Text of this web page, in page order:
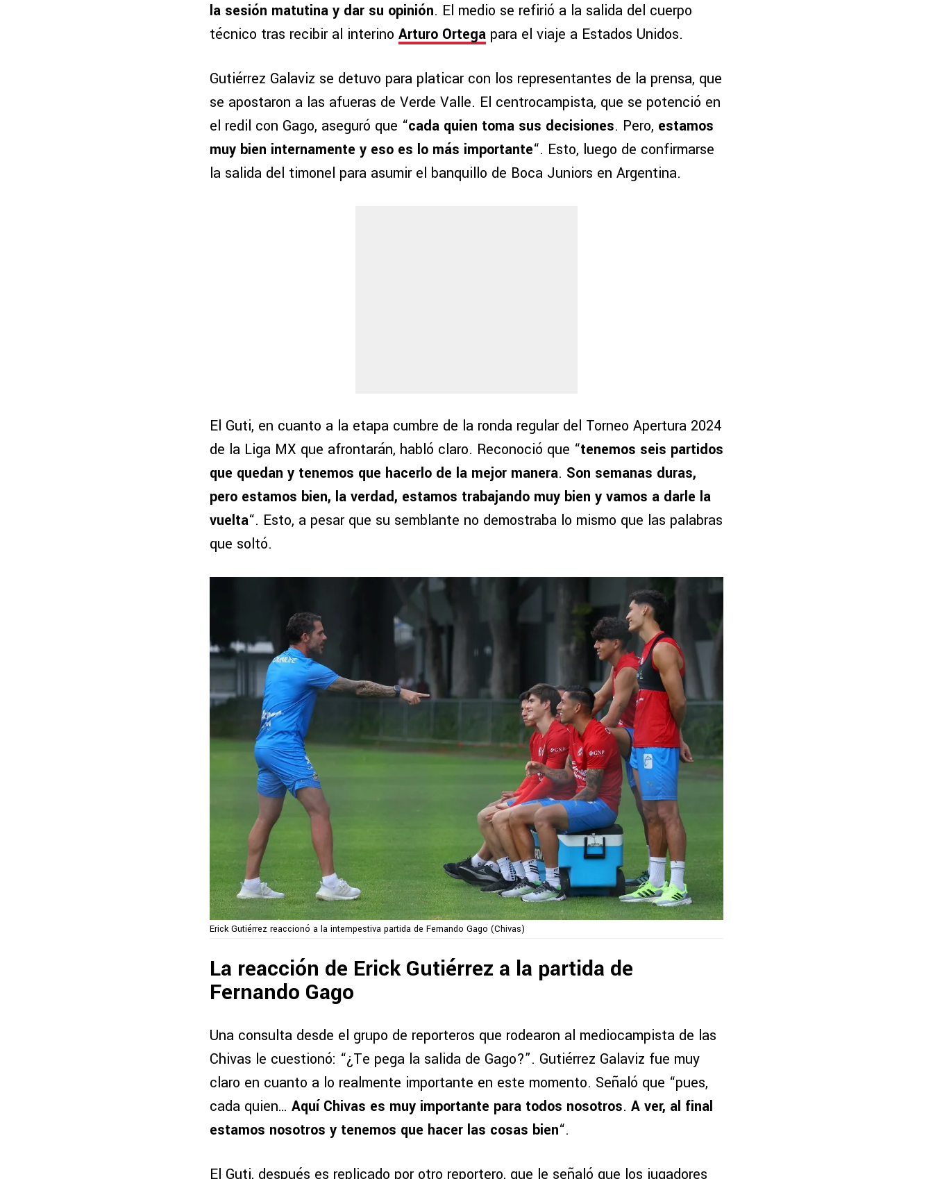
la sesión matutina y dar su opinión. El medio se refirió a la salida del cuerpo
técnico tras recibir al interino Arturo Ortega para el viaje a Estados Unidos.
Gutiérrez Galaviz se detuvo para platicar con los representantes de la prensa, que
se apostaron a las afueras de Verde Valle. El centrocampista, que se potenció en
el redil con Gago, aseguró que “cada quien toma sus decisiones. Pero, estamos
muy bien internamente y eso es lo más importante“. Esto, luego de confirmarse
la salida del timonel para asumir el banquillo de Boca Juniors en Argentina.
El Guti, en cuanto a la etapa cumbre de la ronda regular del Torneo Apertura 2024
de la Liga MX que afrontarán, habló claro. Reconoció que “tenemos seis partidos
que quedan y tenemos que hacerlo de la mejor manera. Son semanas duras,
pero estamos bien, la verdad, estamos trabajando muy bien y vamos a darle la
vuelta“. Esto, a pesar que su semblante no demostraba lo mismo que las palabras
que soltó.
Erick Gutiérrez reaccionó a la intempestiva partida de Fernando Gago (Chivas)
La reacción de Erick Gutiérrez a la partida de
Fernando Gago
Una consulta desde el grupo de reporteros que rodearon al mediocampista de las
Chivas le cuestionó: “¿Te pega la salida de Gago?”. Gutiérrez Galaviz fue muy
claro en cuanto a lo realmente importante en este momento. Señaló que “pues,
cada quien… Aquí Chivas es muy importante para todos nosotros. A ver, al final
estamos nosotros y tenemos que hacer las cosas bien“.
El Guti, después es replicado por otro reportero, que le señaló que los jugadores